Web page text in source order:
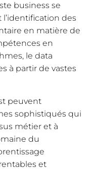
business se
des
en matière de
en
le data
à partir de vastes
peuvent
sophistiqués qui
métier et à
du
et